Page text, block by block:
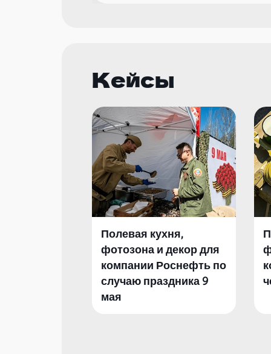
Кейсы
Полевая кухня,
фотозона и декор для
компании Роснефть по
случаю праздника 9
мая